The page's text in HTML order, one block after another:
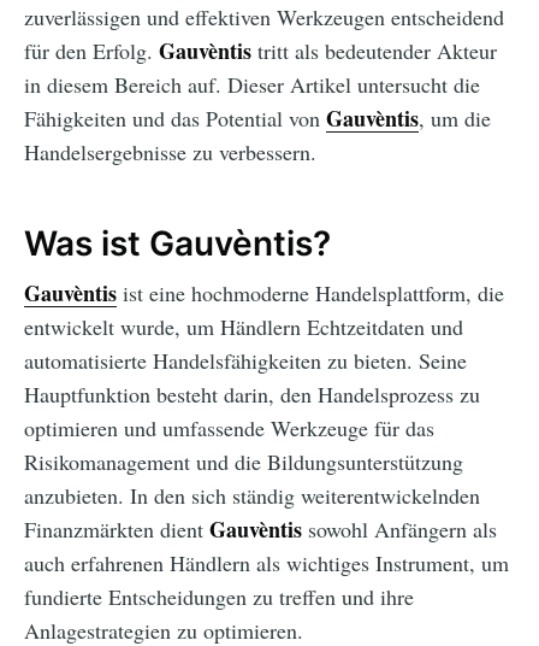
zuverlässigen und effektiven Werkzeugen entscheidend
für den Erfolg. Gauvèntis tritt als bedeutender Akteur
in diesem Bereich auf. Dieser Artikel untersucht die
Fähigkeiten und das Potential von Gauvèntis, um die
Handelsergebnisse zu verbessern.
Was ist Gauvèntis?
Gauvèntis ist eine hochmoderne Handelsplattform, die
entwickelt wurde, um Händlern Echtzeitdaten und
automatisierte Handelsfähigkeiten zu bieten. Seine
Hauptfunktion besteht darin, den Handelsprozess zu
optimieren und umfassende Werkzeuge für das
Risikomanagement und die Bildungsunterstützung
anzubieten. In den sich ständig weiterentwickelnden
Finanzmärkten dient Gauvèntis sowohl Anfängern als
auch erfahrenen Händlern als wichtiges Instrument, um
fundierte Entscheidungen zu treffen und ihre
Anlagestrategien zu optimieren.